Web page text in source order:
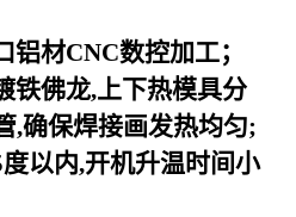
材CNC数控加工；
铁佛龙,上下热模具分
,确保焊接画发热均匀;
以内,开机升温时间小